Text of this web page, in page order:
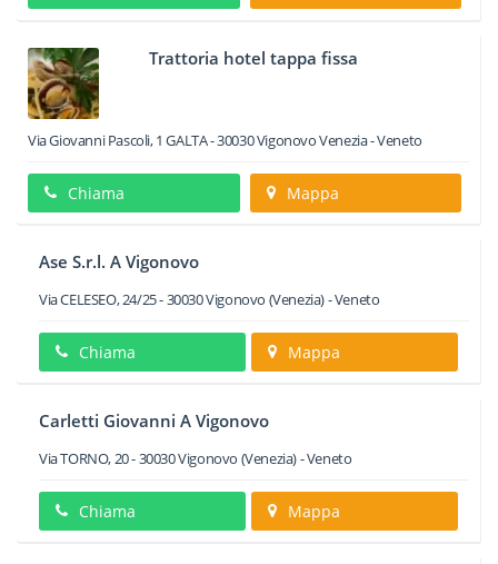
Trattoria hotel tappa fissa
Via Giovanni Pascoli, 1 GALTA-30030VigonovoVenezia -Veneto
Chiama Mappa
Ase S.r.l. A Vigonovo
Via CELESEO, 24/25-30030Vigonovo (Venezia) -Veneto
Chiama Mappa
Carletti Giovanni A Vigonovo
Via TORNO, 20-30030Vigonovo (Venezia) -Veneto
Chiama Mappa